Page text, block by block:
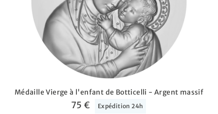
Médaille Vierge à l'enfant de Botticelli - Argent massif
75 € Expédition 24h